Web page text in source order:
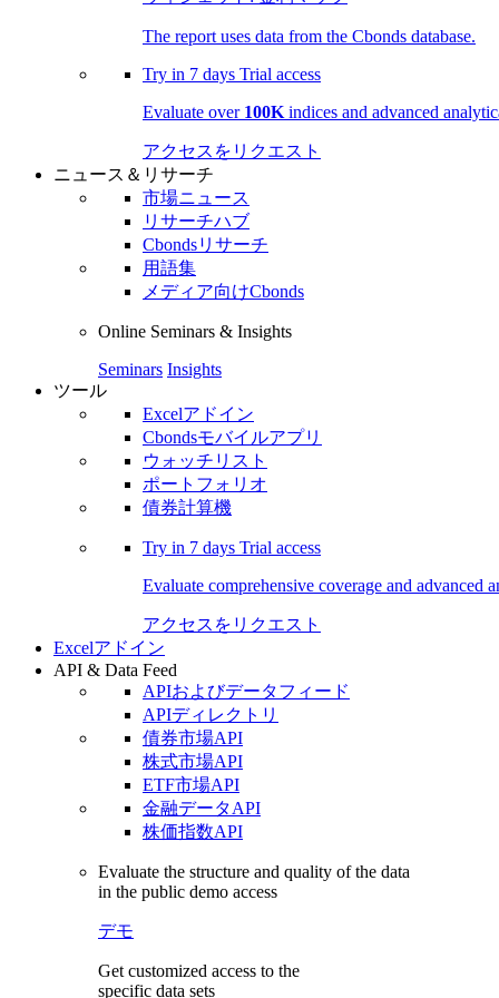
The report uses data from the Cbonds database.
Try in 7 days Trial access
Evaluate over 100K indices and advanced
アクセスをリクエスト
ニュース＆リサーチ
市場ニュース
リサーチハブ
Cbondsリサーチ
用語集
メディア向けCbonds
Online Seminars & Insights
Seminars Insights
ツール
Excelアドイン
Cbondsモバイルアプリ
ウォッチリスト
ポートフォリオ
債券計算機
Try in 7 days Trial access
Evaluate comprehensive coverage and advanced
アクセスをリクエスト
Excelアドイン
API & Data Feed
APIおよびデータフィード
APIディレクトリ
債券市場API
株式市場API
ETF市場API
金融データAPI
株価指数API
Evaluate the structure and quality of the data
in the public demo access
デモ
Get customized access to the
specific data sets